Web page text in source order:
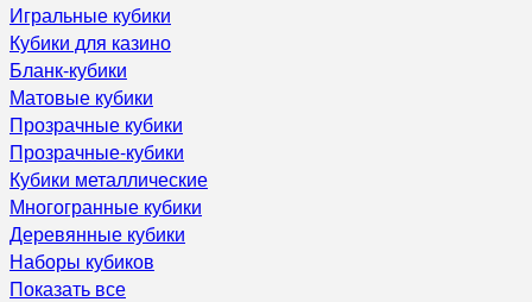
Игральные кубики
Кубики для казино
Бланк-кубики
Матовые кубики
Прозрачные кубики
Прозрачные-кубики
Кубики металлические
Многогранные кубики
Деревянные кубики
Наборы кубиков
Показать все